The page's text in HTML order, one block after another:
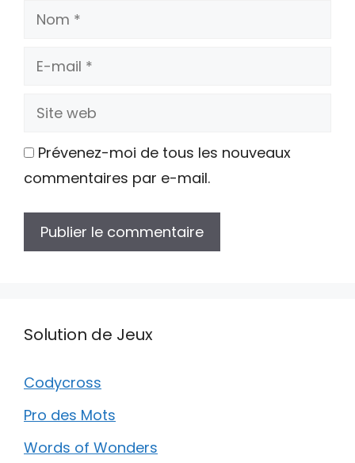
Nom
E-
Site
Prévenez-moi de tous les nouveaux
commentaires par e-mail.
Solution de Jeux
Codycross
Pro des Mots
Words of Wonders